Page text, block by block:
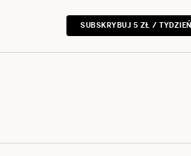
SUBSKRYBUJ 5 ZŁ / TYDZIEŃ